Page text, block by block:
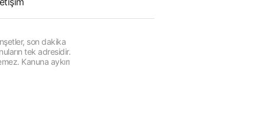
son dakika
tek adresidir.
Kanuna aykırı